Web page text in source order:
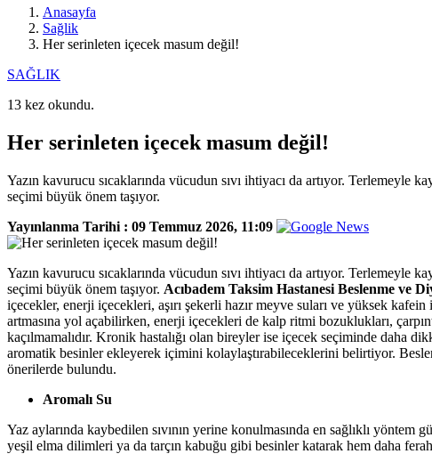
Anasayfa
Sağlik
Her serinleten içecek masum değil!
SAĞLIK
13 kez okundu.
Her serinleten içecek masum değil!
Yazın kavurucu sıcaklarında vücudun sıvı ihtiyacı da artıyor. Terlemeyle
seçimi büyük önem taşıyor.
Yayınlanma Tarihi : 09 Temmuz 2026, 11:09
Yazın kavurucu sıcaklarında vücudun sıvı ihtiyacı da artıyor. Terlemeyle
seçimi büyük önem taşıyor. Acıbadem Taksim Hastanesi Beslenme ve
içecekler, enerji içecekleri, aşırı şekerli hazır meyve suları ve yüksek
artmasına yol açabilirken, enerji içecekleri de kalp ritmi bozuklukları,
kaçılmamalıdır. Kronik hastalığı olan bireyler ise içecek seçiminde daha
aromatik besinler ekleyerek içimini kolaylaştırabileceklerini belirtiyor.
önerilerde bulundu.
Aromalı Su
Yaz aylarında kaybedilen sıvının yerine konulmasında en sağlıklı
yeşil elma dilimleri ya da tarçın kabuğu gibi besinler katarak hem daha